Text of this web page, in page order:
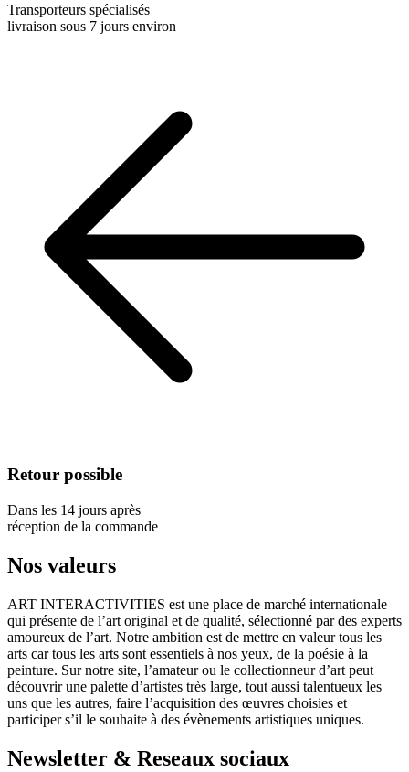
Transporteurs spécialisés
livraison sous 7 jours environ
Retour possible
Dans les 14 jours après
réception de la commande
Nos valeurs
ART INTERACTIVITIES est une place de marché internationale
qui présente de l’art original et de qualité, sélectionné par des experts
amoureux de l’art. Notre ambition est de mettre en valeur tous les
arts car tous les arts sont essentiels à nos yeux, de la poésie à la
peinture. Sur notre site, l’amateur ou le collectionneur d’art peut
découvrir une palette d’artistes très large, tout aussi talentueux les
uns que les autres, faire l’acquisition des œuvres choisies et
participer s’il le souhaite à des évènements artistiques uniques.
Newsletter & Reseaux sociaux